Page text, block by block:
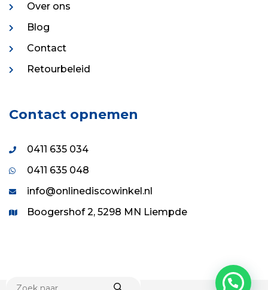
Over ons
Blog
Contact
Retourbeleid
Contact opnemen
0411 635 034
0411 635 048
info@onlinediscowinkel.nl
Boogershof 2, 5298 MN Liempde